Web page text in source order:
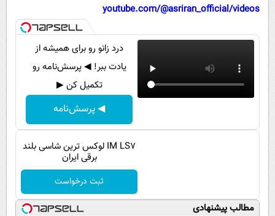
مجله تصویری سلاح
ورزش
گوناگون
حوادث
محیط زیست
فرهنگی
خواندنی ها و دیدنی ها
روانشناسی
آشپزی
دانلود
آموزش زبان
youtube.com/@asriran_official/videos
درد زانو رو برای همیشه از
یادت ببر! ◀ پرسش‌نامه رو
تکمیل کن ▶
◀ پرسش‌نامه
IM LS7 لوکس ترین شاسی بلند
برقی ایران
ثبت درخواست
مطالب پیشنهادی